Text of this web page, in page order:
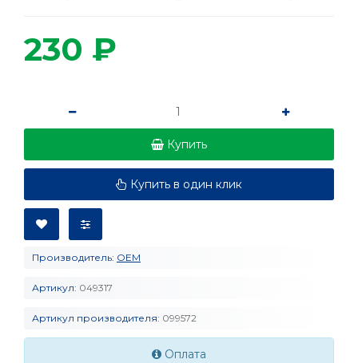
230 ₽
Купить
Купить в один клик
Производитель: OEM
Артикул: 049317
Артикул производителя: 099572
Оплата